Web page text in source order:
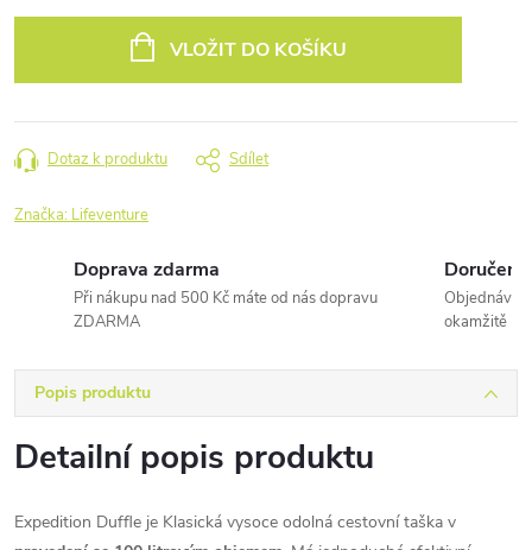
VLOŽIT DO KOŠÍKU
Dotaz k produktu Sdílet
Značka: Lifeventure
Doprava zdarma
Při nákupu nad 500 Kč máte od nás dopravu
ZDARMA
Doručení
okamžitě
Popis produktu
Detailní popis produktu
Expedition Duffle je Klasická vysoce odolná cestovní taška v